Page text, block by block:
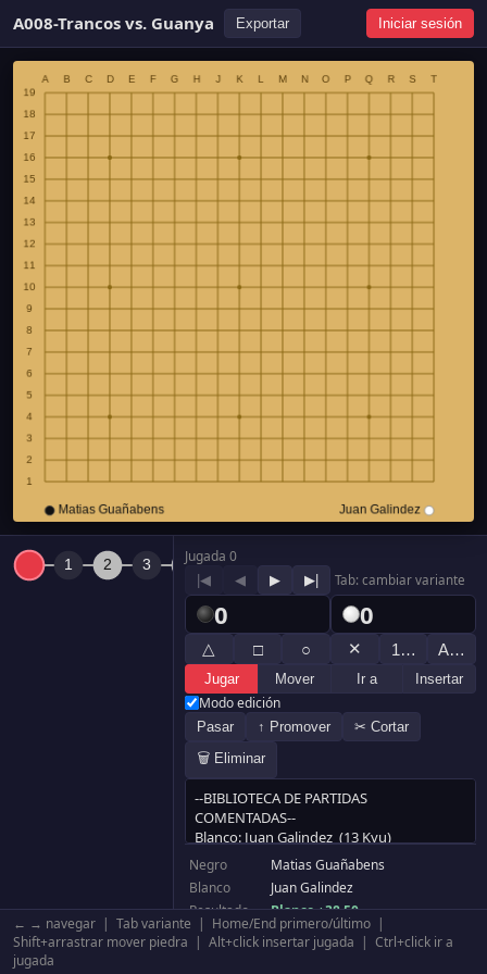
A008-Trancos vs. Guanya Exportar Iniciar sesión
Jugada 0
|◀ ◀ ▶ ▶| Tab: cambiar variante
0 0
△ □ ○ ✕ 1… A…
Jugar Mover Ir a Insertar
Modo edición
Pasar ↑ Promover
✂ Cortar
🗑 Eliminar
Negro
Matias Guañabens
Blanco
Juan Galindez
Resultado
Blanco +38.50
Komi
6.5
Tablero
← → navegar | Tab variante | Home/End primero/último |
Shift+arrastrar mover piedra | Alt+click insertar jugada | Ctrl+click ir a
jugada